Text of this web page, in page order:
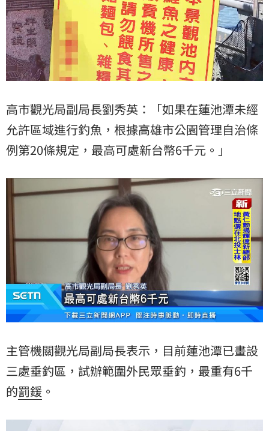
高市觀光局副局長劉秀英：「如果在蓮池潭未經
允許區域進行釣魚，根據高雄市公園管理自治條
例第20條規定，最高可處新台幣6千元。」
主管機關觀光局副局長表示，目前蓮池潭已畫設
三處垂釣區，試辦範圍外民眾垂釣，最重有6千
的罰鍰 。